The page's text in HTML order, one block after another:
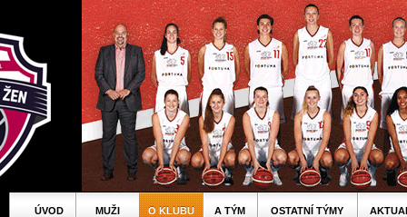
ÚVOD MUŽI O KLUBU A TÝM OSTATNÍ TÝMY